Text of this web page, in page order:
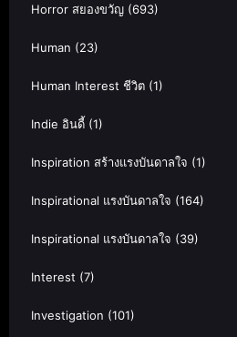
Horror สยองขวัญ (693)
Human (23)
Human Interest ชีวิต (1)
Indie อินดี้ (1)
Inspiration สร้างแรงบันดาลใจ (1)
Inspirational แรงบันดาลใจ (164)
Inspirational แรงบันดาลใจ (39)
Interest (7)
Investigation (101)